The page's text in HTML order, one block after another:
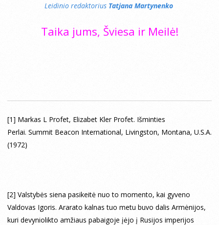
Leidinio redaktorius Tatjana Martynenko
Taika jums, Šviesa ir Meilė!
[1] Markas L Profet, Elizabet Kler Profet. Išminties
Perlai. Summit Beacon International, Livingston, Montana, U.S.A.
(1972)
[2] Valstybės siena pasikeitė nuo to momento, kai gyveno
Valdovas Igoris. Ararato kalnas tuo metu buvo dalis Armėnijos,
kuri devyniolikto amžiaus pabaigoje įėjo į Rusijos imperijos